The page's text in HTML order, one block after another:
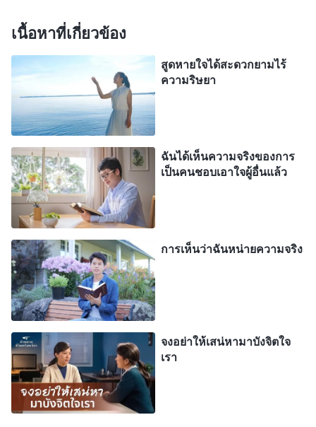
ทรงพระราชกิจใดที่ไม่เชื่อมโยงกับพระวจนะของ
พระองค์ พระองค์ได้ตรัสมาโดยตลอด และทรงใช้พระ
วจนะเพื่อทรงนำมนุษย์ตลอดมาจนถึงทุกวันนี้ แน่นอน
ว่าในขณะที่ตรัสนั้น พระเจ้าก็ทรงใช้พระวจนะเพื่อ
รักษาสัมพันธภาพของพระองค์กับบรรดาผู้ที่ติดตาม
พระองค์ด้วยเช่นกัน พระองค์ได้ทรงใช้พระวจนะนำ
พวกเขา และพระวจนะเหล่านี้มีความสำคัญสูงสุด
สำหรับบรรดาผู้ที่ปรารถนาจะได้รับการช่วยให้รอด
หรือผู้ที่พระเจ้าทรงปรารถนาที่จะช่วยให้รอด พระเจ้า
จะทรงใช้พระวจนะเหล่านี้เพื่อสำเร็จลุล่วงข้อเท็จจริง
แห่งความรอดของมวลมนุษย์ เห็นได้ชัดเจนว่า ไม่ว่า
จะมองในแง่เนื้อหาสาระหรือจำนวน ไม่ว่าจะเป็นพระ
วจนะประเภทใด และไม่ว่าจะเป็นส่วนใดในพระวจนะ
ของพระเจ้า พระวจนะเหล่านี้ก็มีความสำคัญที่สุดต่อ
บรรดาผู้ที่ปรารถนาจะได้รับความรอดทุกคน พระเจ้า
กำลังทรงใช้พระวจนะเหล่านี้เพื่อสัมฤทธิ์ผลขั้นสุดท้าย
แห่งแผนการบริหารจัดการหกพันปีของพระองค์
สำหรับมวลมนุษย์แล้ว—ไม่ว่าจะเป็นมวลมนุษย์ใน
เนื้อหาที่เกี่ยวข้อง
สูดหายใจได้สะดวกยามไร้
ความริษยา
ฉันได้เห็นความจริงของการ
เป็นคนชอบเอาใจผู้อื่นแล้ว
การเห็นว่าฉันหน่ายความจริง
จงอย่าให้เสน่หามาบังจิตใจ
เรา